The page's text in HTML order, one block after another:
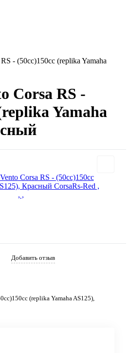
- (50cc)150cc (replika Yamaha
Corsa RS -
Yamaha
Добавить отзыв
(replika Yamaha AS125),